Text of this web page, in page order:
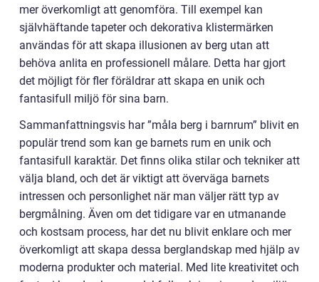
mer överkomligt att genomföra. Till exempel kan
självhäftande tapeter och dekorativa klistermärken
användas för att skapa illusionen av berg utan att
behöva anlita en professionell målare. Detta har gjort
det möjligt för fler föräldrar att skapa en unik och
fantasifull miljö för sina barn.
Sammanfattningsvis har ”måla berg i barnrum” blivit en
populär trend som kan ge barnets rum en unik och
fantasifull karaktär. Det finns olika stilar och tekniker att
välja bland, och det är viktigt att överväga barnets
intressen och personlighet när man väljer rätt typ av
bergmålning. Även om det tidigare var en utmanande
och kostsam process, har det nu blivit enklare och mer
överkomligt att skapa dessa berglandskap med hjälp av
moderna produkter och material. Med lite kreativitet och